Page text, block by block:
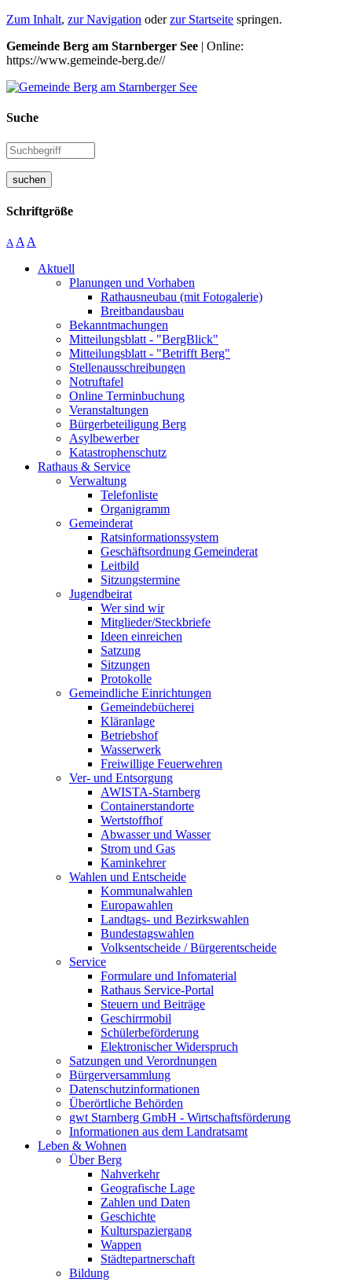
Zum Inhalt, zur Navigation oderzur Startseite springen.
Gemeinde Berg am Starnberger See | Online:
https://www.gemeinde-berg.de//
Suche
suchen
Schriftgröße
A A A
Aktuell
Planungen und Vorhaben
Rathausneubau (mit Fotogalerie)
Breitbandausbau
Bekanntmachungen
Mitteilungsblatt - "BergBlick"
Mitteilungsblatt - "Betrifft Berg"
Stellenausschreibungen
Notruftafel
Online Terminbuchung
Veranstaltungen
Bürgerbeteiligung Berg
Asylbewerber
Katastrophenschutz
Rathaus & Service
Verwaltung
Telefonliste
Organigramm
Gemeinderat
Ratsinformationssystem
Geschäftsordnung Gemeinderat
Leitbild
Sitzungstermine
Jugendbeirat
Wer sind wir
Mitglieder/Steckbriefe
Ideen einreichen
Satzung
Sitzungen
Protokolle
Gemeindliche Einrichtungen
Gemeindebücherei
Kläranlage
Betriebshof
Wasserwerk
Freiwillige Feuerwehren
Ver- und Entsorgung
AWISTA-Starnberg
Containerstandorte
Wertstoffhof
Abwasser und Wasser
Strom und Gas
Kaminkehrer
Wahlen und Entscheide
Kommunalwahlen
Europawahlen
Landtags- und Bezirkswahlen
Bundestagswahlen
Volksentscheide / Bürgerentscheide
Service
Formulare und Infomaterial
Rathaus Service-Portal
Steuern und Beiträge
Geschirrmobil
Schülerbeförderung
Elektronischer Widerspruch
Satzungen und Verordnungen
Bürgerversammlung
Datenschutzinformationen
Überörtliche Behörden
gwt Starnberg GmbH - Wirtschaftsförderung
Informationen aus dem Landratsamt
Leben & Wohnen
Über Berg
Nahverkehr
Geografische Lage
Zahlen und Daten
Geschichte
Kulturspaziergang
Wappen
Städtepartnerschaft
Bildung